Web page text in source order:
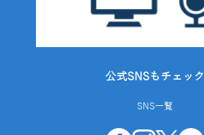
公式SNSもチェック
SNS一覧